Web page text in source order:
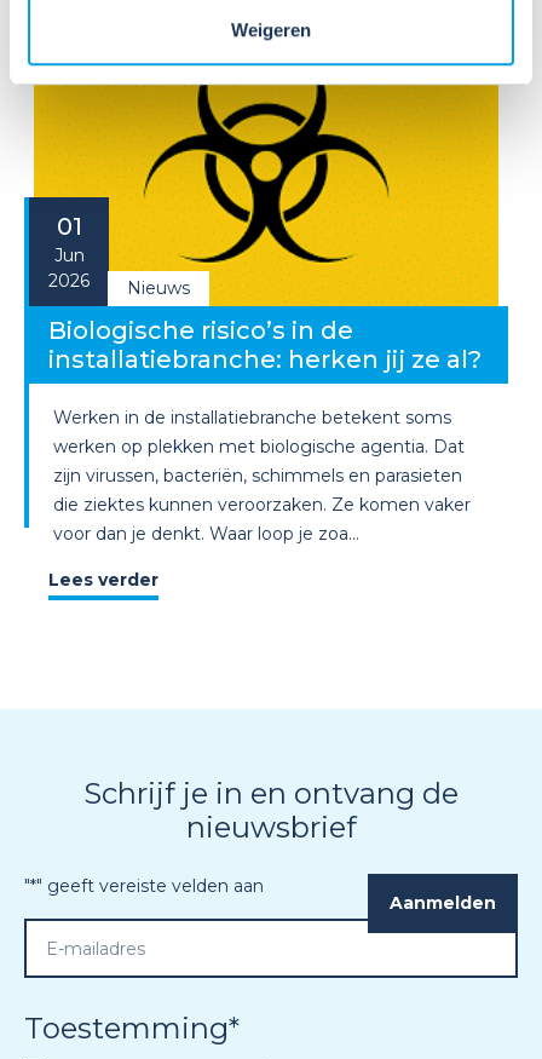
Weigeren
01
Jun
2026
Nieuws
Biologische risico’s in de
installatiebranche: herken jij ze al?
Werken in de installatiebranche betekent soms
werken op plekken met biologische agentia. Dat
zijn virussen, bacteriën, schimmels en parasieten
die ziektes kunnen veroorzaken. Ze komen vaker
voor dan je denkt. Waar loop je zoa...
Lees verder
Schrijf je in en ontvang de
nieuwsbrief
"*" geeft vereiste velden aan
Toestemming*